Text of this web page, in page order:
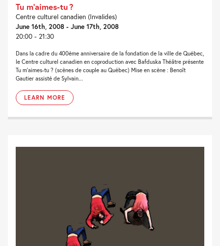
Tu m’aimes-tu ?
Centre culturel canadien (Invalides)
June 16th, 2008 - June 17th, 2008
20:00 - 21:30
Dans la cadre du 400ème anniversaire de la fondation de la ville de Québec,
le Centre culturel canadien en coproduction avec Bafduska Théâtre présente
Tu m’aimes-tu ? (scènes de couple au Québec) Mise en scène : Benoît
Gautier assisté de Sylvain...
LEARN MORE